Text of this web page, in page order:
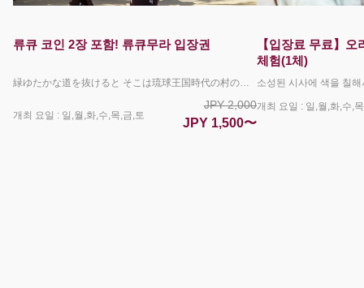
류큐 코인 2장 포함! 류큐무라 입장권
緑ゆたかな道を抜けると そこは琉球王国時代の村の中 国に登録された有形文化財の古民家が立ち並び 今も生き続けている 450年続いた琉球の名残 三線とエイサーの音が響き渡り 踊りだす村人たち どこか懐かしい お腹も心も満たす ちょっと不思議な沖縄料理 じぶんの手でつくる伝統工芸は 旅の思い出とともに お持ち帰り みて きいて ふれて 古き良き琉球の世界を満喫してください 毎日4回（10:00/12:00/14:00/16:00）エイサーショーを開催。 勇壮なパフォーマンスをご覧いただけます。 その他お食事処・体験教室と楽しさ盛沢山で沖縄を満喫して頂けます。 園内では、キッズ向けのスタンプラリーや大人のかたまでお楽しみいただける謎解き脱出ゲームも開催中！ 予約限定で琉球小判2枚をプレゼント！ 琉球村内で、お買い物や体験のお支払いにご利用いただける園内通貨です。 ＊沖縄県民の方へのご注意＊ 沖縄県に在住していることを証明できる顔写真付き身分証をお持ちの場合、こちらのページで販売しているチケットとは異なる入園料が割引となる現地限定のサービスがございます（県民割）。 こちらのプランをご予約されているお客様につきましては県民割を適用することができませんので、沖縄県民のかたは、この予約サイトを利用せずに直接琉球村へお越しいただき、別途県民割チケットを現地でお買い求めください。 ＜キャンセルポリシーについて＞ ご利用日当日の9:00からお取消料が発生いたします。 下記の場合はお取消料は発生いたしません。 ・琉球村が臨時休園となった場合（台風による路線バスの運休など） ・荒天・自然災害などにより旅行を実施することが困難となった場合
개최 요일 : 일,월,화,수,목,금,토
JPY 2,000
JPY 1,500〜
【입장료 무료】
체험(1체)
개최 요일 : 일,월,화,수,